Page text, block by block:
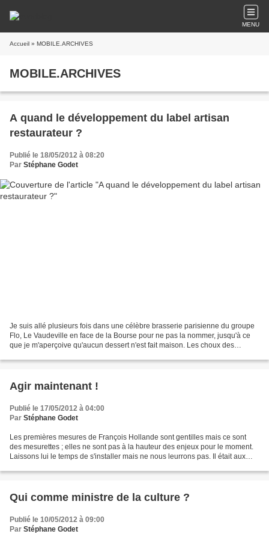
MENU
Accueil » MOBILE.ARCHIVES
MOBILE.ARCHIVES
A quand le développement du label artisan
restaurateur ?
Publié le 18/05/2012 à 08:20
Par Stéphane Godet
Je suis allé plusieurs fois dans une célèbre brasserie parisienne du groupe
Flo, Le Vaudeville en face de la Bourse pour ne pas la nommer, jusqu'à ce
que je m'aperçoive qu'aucun dessert n'est fait maison. Les choux des
Agir maintenant !
Publié le 17/05/2012 à 04:00
Par Stéphane Godet
Les premières mesures de François Hollande sont gentilles mais ce sont
des mesurettes ; elles ne sont pas à la hauteur des enjeux pour le moment.
Laissons lui le temps de s'installer mais ne nous leurrons pas. Il était aux
Qui comme ministre de la culture ?
Publié le 10/05/2012 à 09:00
Par Stéphane Godet